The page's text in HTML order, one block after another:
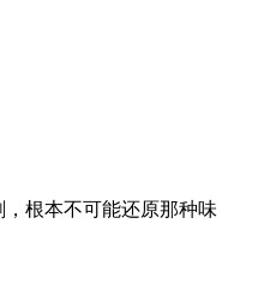
根本不可能还原那种味